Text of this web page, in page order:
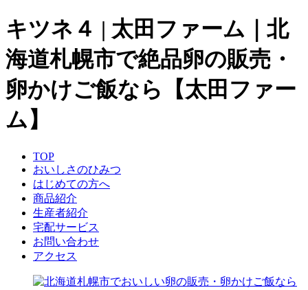
キツネ４ | 太田ファーム｜北
海道札幌市で絶品卵の販売・
卵かけご飯なら【太田ファー
ム】
TOP
おいしさのひみつ
はじめての方へ
商品紹介
生産者紹介
宅配サービス
お問い合わせ
アクセス